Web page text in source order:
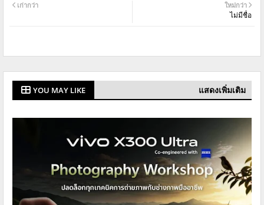
ใหม่กว่า
ไม่มีชื่อ
เก่ากว่า
YOU MAY LIKE แสดงเพิ่มเติม